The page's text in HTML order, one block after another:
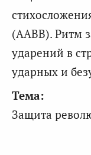
(AABB). Ритм
ударений в
ударных и
Тема:
Защита